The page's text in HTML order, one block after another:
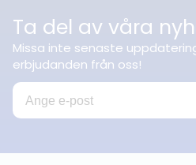
Ta del av våra
Missa inte senaste
erbjudanden från oss!